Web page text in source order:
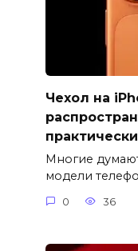
Чехол на
Многие
модели
0 36